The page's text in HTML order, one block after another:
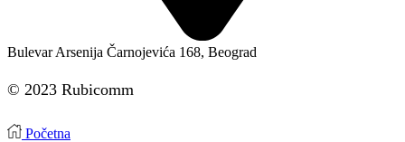
Bulevar Arsenija Čarnojevića 168, Beograd
© 2023 Rubicomm
Početna